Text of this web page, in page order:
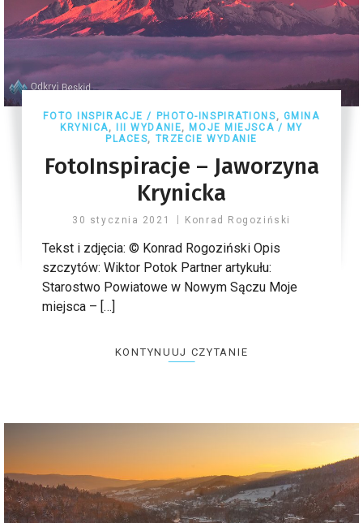
FOTO INSPIRACJE / PHOTO-INSPIRATIONS, GMINA
KRYNICA, III WYDANIE,
MOJE MIEJSCA / MY
PLACES, TRZECIE WYDANIE
FotoInspiracje – Jaworzyna
Krynicka
30 stycznia 2021 Konrad Rogoziński
Tekst i zdjęcia: © Konrad Rogoziński Opis
szczytów: Wiktor Potok Partner artykułu:
Starostwo Powiatowe w Nowym Sączu Moje
miejsca – […]
KONTYNUUJ CZYTANIE